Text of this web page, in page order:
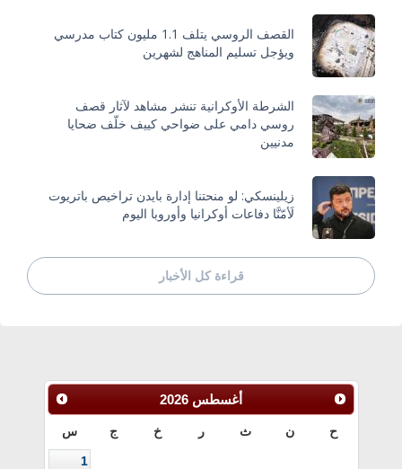
القصف الروسي يتلف 1.1 مليون كتاب مدرسي
ويؤجل تسليم المناهج لشهرين
الشرطة الأوكرانية تنشر مشاهد لآثار قصف
روسي دامي على ضواحي كييف خلّف ضحايا
مدنيين
زيلينسكي: لو منحتنا إدارة بايدن تراخيص باتريوت
لَأمّنَّا دفاعات أوكرانيا وأوروبا اليوم
قراءة كل الأخبار
أغسطس 2026
ح ن ث ر خ ج س
1